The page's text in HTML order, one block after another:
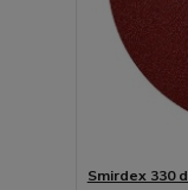
Smirdex 330